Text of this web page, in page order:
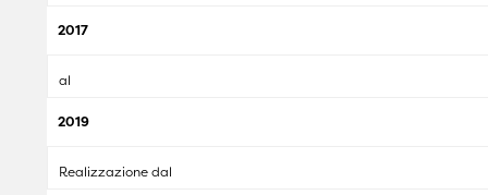
2017
al
2019
Realizzazione dal